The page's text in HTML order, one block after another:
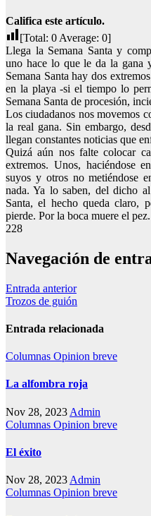
Califica este artículo.
[Total: 0 Average: 0]
Llega la Semana Santa y
uno hace lo que le da la gana
Semana Santa hay dos
en la playa -si el tiempo lo
Semana Santa de procesión,
Los ciudadanos nos movemos
la real gana. Sin embargo,
llegan constantes noticias que
Quizá aún nos falte colocar
extremos. Unos, haciéndose
suyos y otros no metiéndose
nada. Ya lo saben, del dicho
Santa, el hecho queda claro,
pierde. Por la boca muere el pez.
228
Navegación de
Entrada anterior
Trozos de guión
Entrada relacionada
Columnas Opinion breve
La alfombra roja
Nov 28, 2023 Admin
Columnas Opinion breve
El éxito
Nov 28, 2023 Admin
Columnas Opinion breve